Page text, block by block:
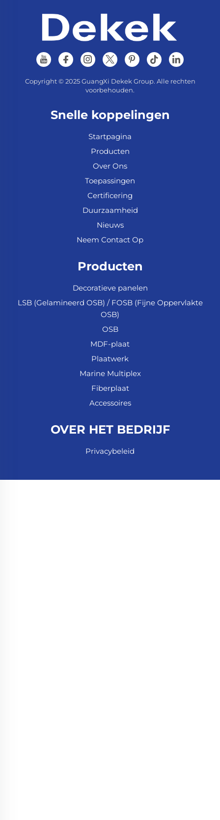
Copyright © 2025 GuangXi Dekek Group. Alle rechten
voorbehouden.
Snelle koppelingen
Startpagina
Producten
Over Ons
Toepassingen
Certificering
Duurzaamheid
Nieuws
Neem Contact Op
Producten
Decoratieve panelen
LSB (Gelamineerd OSB) / FOSB (Fijne Oppervlakte
OSB)
OSB
MDF-plaat
Plaatwerk
Marine Multiplex
Fiberplaat
Accessoires
OVER HET BEDRIJF
Privacybeleid